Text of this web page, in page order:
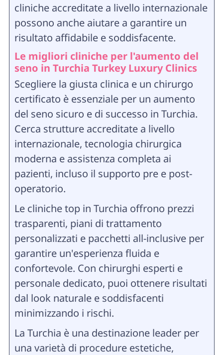
cliniche accreditate a livello internazionale
possono anche aiutare a garantire un
risultato affidabile e soddisfacente.
Le migliori cliniche per l'aumento del
seno in Turchia Turkey Luxury Clinics
Scegliere la giusta clinica e un chirurgo
certificato è essenziale per un aumento
del seno sicuro e di successo in Turchia.
Cerca strutture accreditate a livello
internazionale, tecnologia chirurgica
moderna e assistenza completa ai
pazienti, incluso il supporto pre e post-
operatorio.
Le cliniche top in Turchia offrono prezzi
trasparenti, piani di trattamento
personalizzati e pacchetti all-inclusive per
garantire un'esperienza fluida e
confortevole. Con chirurghi esperti e
personale dedicato, puoi ottenere risultati
dal look naturale e soddisfacenti
minimizzando i rischi.
La Turchia è una destinazione leader per
una varietà di procedure estetiche,